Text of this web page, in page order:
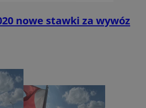
nowe stawki za wywóz